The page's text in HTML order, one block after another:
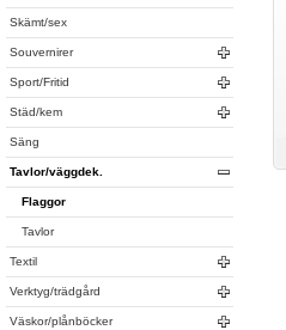
Skämt/sex
Souvernirer
Sport/Fritid
Städ/kem
Säng
Tavlor/väggdek.
Flaggor
Tavlor
Textil
Verktyg/trädgård
Väskor/plånböcker